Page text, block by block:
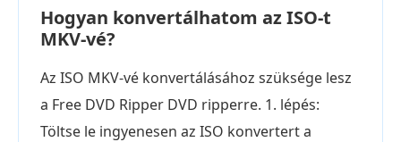
Hogyan konvertálhatom az ISO-t
MKV-vé?
Az ISO MKV-vé konvertálásához szüksége lesz
a Free DVD Ripper DVD ripperre. 1. lépés:
Töltse le ingyenesen az ISO konvertert a